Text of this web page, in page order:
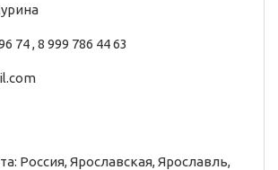
74 , 8 999 786 44 63
Россия, Ярославская, Ярославль,